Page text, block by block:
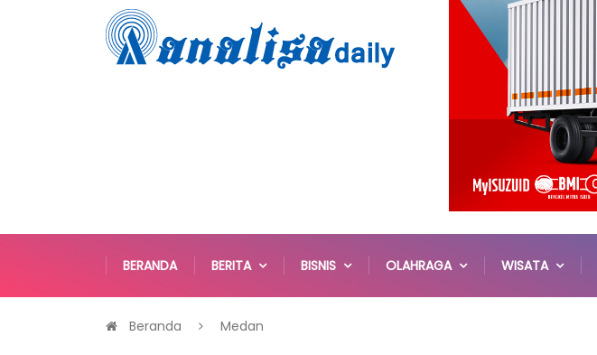
BERANDA BERITA BISNIS OLAHRAGA WISATA
Beranda Medan